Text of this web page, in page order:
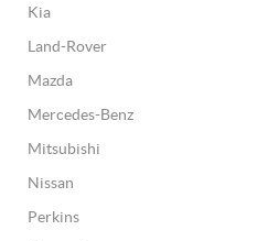
Kia
Land-Rover
Mazda
Mercedes-Benz
Mitsubishi
Nissan
Perkins